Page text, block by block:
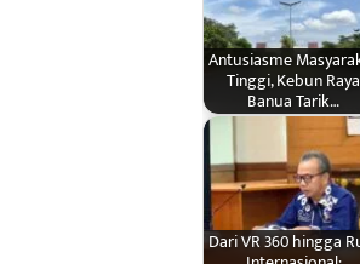
Antusiasme
Tinggi, Kebun Raya
Banua Tarik…
Dari VR 360 hingga